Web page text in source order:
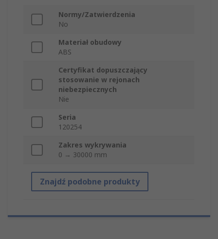
Normy/Zatwierdzenia
No
Materiał obudowy
ABS
Certyfikat dopuszczający
stosowanie w rejonach
niebezpiecznych
Nie
Seria
120254
Zakres wykrywania
0 → 30000 mm
Znajdź podobne produkty